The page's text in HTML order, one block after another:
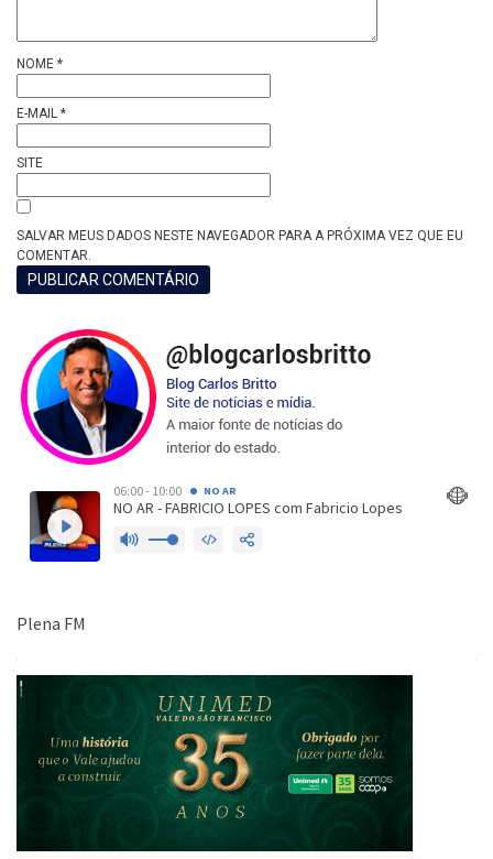
NOME *
E-MAIL *
SITE
SALVAR MEUS DADOS NESTE NAVEGADOR PARA A PRÓXIMA VEZ QUE EU
COMENTAR.